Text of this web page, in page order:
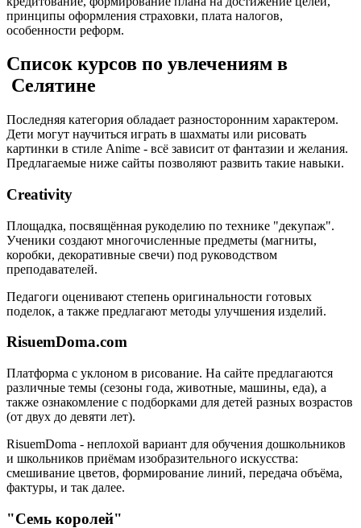
принципы оформления страховки, плата налогов,
особенности реформ.
Список курсов по увлечениям в
Селятине
Последняя категория обладает разносторонним характером.
Дети могут научиться играть в шахматы или рисовать
картинки в стиле Anime - всё зависит от фантазии и желания.
Предлагаемые ниже сайты позволяют развить такие навыки.
Creativity
Площадка, посвящённая рукоделию по технике "декупаж".
Ученики создают многочисленные предметы (магниты,
коробки, декоративные свечи) под руководством
преподавателей.
Педагоги оценивают степень оригинальности готовых
поделок, а также предлагают методы улучшения изделий.
RisuemDoma.com
Платформа с уклоном в рисование. На сайте предлагаются
различные темы (сезоны года, животные, машины, еда), а
также ознакомление с подборками для детей разных возрастов
(от двух до девяти лет).
RisuemDoma - неплохой вариант для обучения дошкольников
и школьников приёмам изобразительного искусства:
смешивание цветов, формирование линий, передача объёма,
фактуры, и так далее.
"Семь королей"